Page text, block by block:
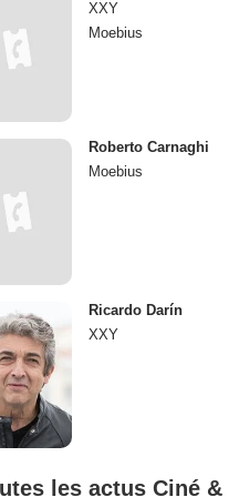
XXY
Moebius
Roberto Carnaghi
Moebius
Ricardo Darín
XXY
les actus Ciné &